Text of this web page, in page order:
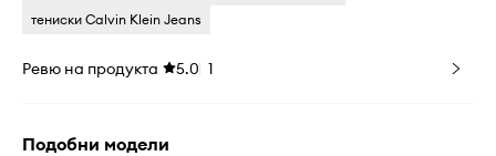
тениски Calvin Klein Jeans
Ревю на продукта 5.0 1
Подобни модели